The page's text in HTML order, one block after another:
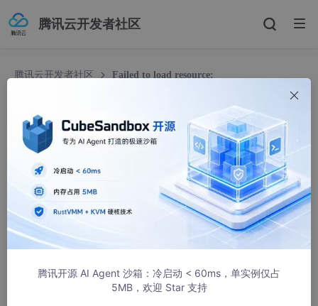
腾讯云开发者社区
腾讯云开发者社区
Failed to load resource:
Failed to load resource: net::ERR_BLOCKED_B
Y_CLIENT 报错及解决方案
Michael18811380328
15517人浏览 · 2018-09-22 10:26:28
在前端调试过程中，不同的浏览器在测试同样的网站可能出现不同
的相应。
个错误是什么呢？
腾讯开源 AI Agent 沙箱：冷启动 < 60ms，单实例仅占
5MB，欢迎 Star 支持